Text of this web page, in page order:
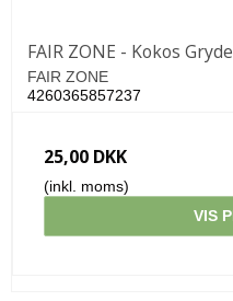
FAIR ZONE - Kokos
FAIR ZONE
4260365857237
25,00 DKK
(inkl. moms)
VIS